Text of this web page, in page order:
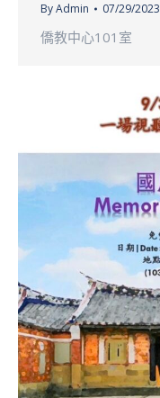
ByAdmin 07/29/2023
僑教中心101室